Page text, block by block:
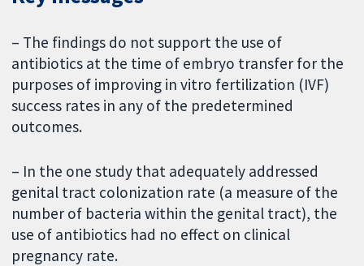
– The findings do not support the use of
antibiotics at the time of embryo transfer for the
purposes of improving in vitro fertilization (IVF)
success rates in any of the predetermined
outcomes.
– In the one study that adequately addressed
genital tract colonization rate (a measure of the
number of bacteria within the genital tract), the
use of antibiotics had no effect on clinical
pregnancy rate.